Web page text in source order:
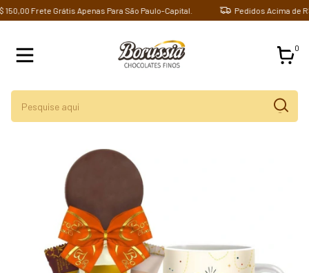
Frete Grátis Apenas Para São Paulo-Capital. Pedidos Acima de R$
0